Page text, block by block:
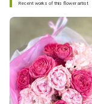
Recent works of this flower artist